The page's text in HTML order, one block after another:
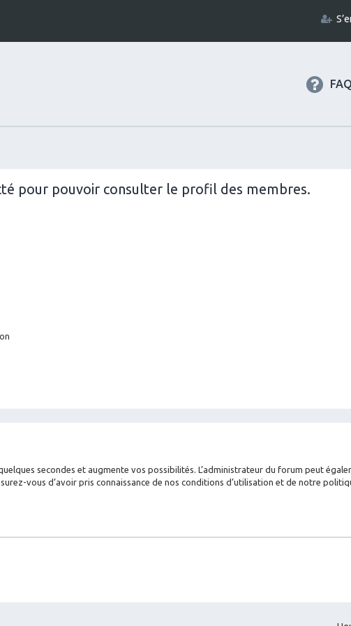
FAQ
pour pouvoir consulter le profil des membres.
secondes et augmente vos possibilités. L’administrateur du forum peut
vous d’avoir pris connaissance de nos conditions d’utilisation et de notre